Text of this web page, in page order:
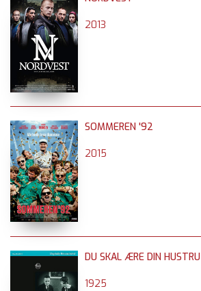
2013
SOMMEREN '92
2015
DU SKAL ÆRE DIN HUSTRU
1925